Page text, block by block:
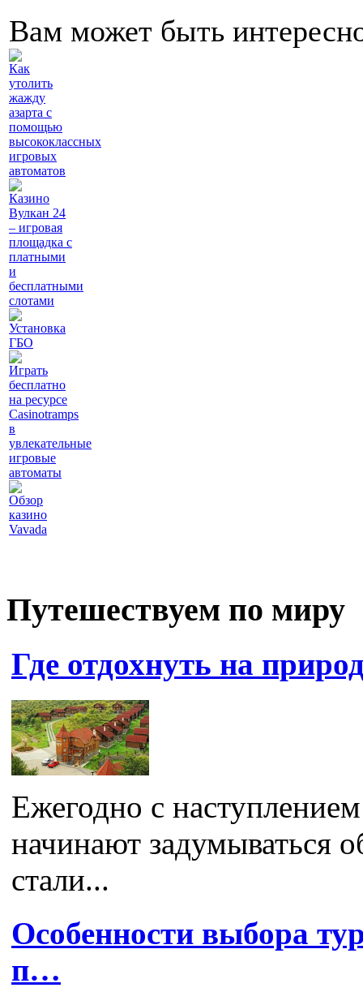
Вам может быть
Как
утолить
жажду
азарта с
помощью
высококлассных
игровых
автоматов
Казино
Вулкан 24
– игровая
площадка с
платными
и
бесплатными
слотами
Установка
ГБО
Играть
бесплатно
на ресурсе
Casinotramps
в
увлекательные
игровые
автоматы
Обзор
казино
Vavada
Путешествуем по миру
Где отдохнуть на
Ежегодно с
начинают задумываться
стали...
Особенности выбора
п…